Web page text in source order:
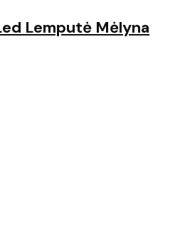
Lemputė Mėlyna